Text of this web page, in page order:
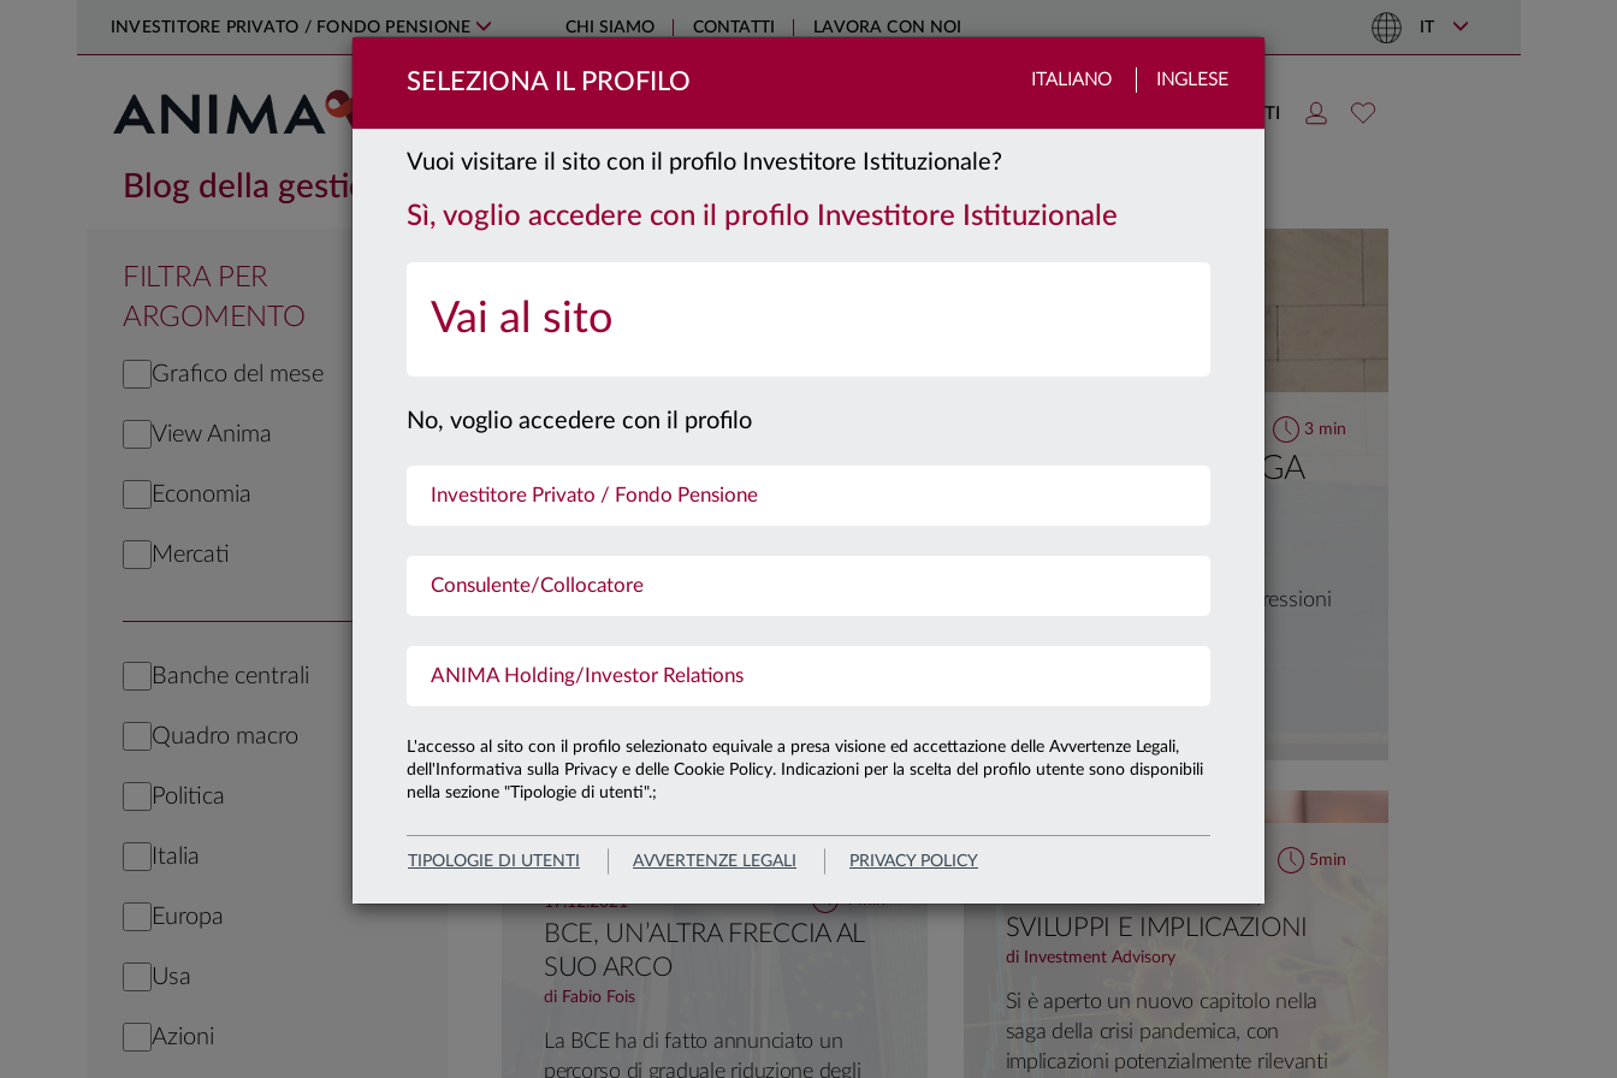
SELEZIONA IL PROFILO ITALIANO INGLESE
Vuoi visitare il sito con il profilo Investitore Istituzionale?
Sì, voglio accedere con il profilo Investitore Istituzionale
Vai al sito
No, voglio accedere con il profilo
Investitore Privato / Fondo Pensione
Consulente/Collocatore
ANIMA Holding/Investor Relations
L'accesso al sito con il profilo selezionato equivale a presa visione ed accettazione delle Avvertenze Legali,
dell'Informativa sulla Privacy e delle Cookie Policy. Indicazioni per la scelta del profilo utente sono disponibili
nella sezione "Tipologie di utenti".;
TIPOLOGIE DI UTENTI AVVERTENZE LEGALI PRIVACY POLICY
INVESTITORE PRIVATO / FONDO PENSIONE CHI SIAMO CONTATTI LAVORA CON NOI
AREA CLIENTI
Blog della gestione
FILTRA PER
ARGOMENTO
Grafico del mese
View Anima
Economia
Mercati
Banche centrali
Quadro macro
Politica
Italia
Europa
Usa
Azioni
21.03.2022 3 min
FEDERAL RESERVE: PRIMO RIALZO DI UNA LUNGA
SERIE
Powell ha ribadito che la banca centrale agirà senza remore per contenere le pressioni
Grafico del mese
17.12.2021
BCE, UN’ALTRA FRECCIA AL
SUO ARCO
di Fabio Fois
La BCE ha di fatto annunciato un
percorso di graduale riduzione degli
5min
SVILUPPI E IMPLICAZIONI
di Investment Advisory
Si è aperto un nuovo capitolo nella
saga della crisi pandemica, con
implicazioni potenzialmente rilevanti